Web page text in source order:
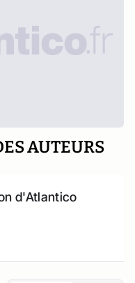
AUTEURS
d'Atlantico